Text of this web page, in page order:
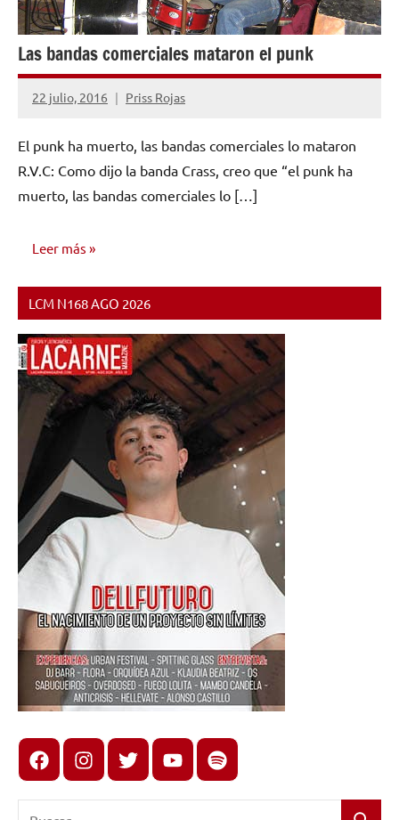
Las bandas comerciales mataron el punk
22 julio, 2016 Priss Rojas
No
comentarios
El punk ha muerto, las bandas comerciales lo mataron
R.V.C: Como dijo la banda Crass, creo que “el punk ha
muerto, las bandas comerciales lo […]
Leer más
ENTREVISTAS
LCM N168 AGO 2026
FacebookInstagram
X youtubespotify